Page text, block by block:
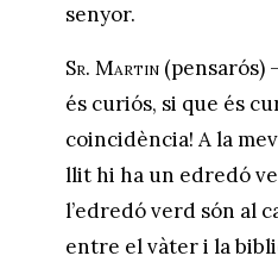
senyor.
Sr. Martin (pensarós)
és curiós, si que és
coincidència! A la
llit hi ha un edredó
l’edredó verd són al
entre el vàter i la